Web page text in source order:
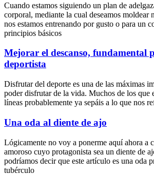
Cuando estamos siguiendo un plan de
corporal, mediante la cual deseamos moldear
nos estamos entrenando por gusto o para un
principios básicos
Mejorar el descanso, fundamental
deportista
Disfrutar del deporte es una de las máximas
poder disfrutar de la vida. Muchos de los que
líneas probablemente ya sepáis a lo que nos
Una oda al diente de ajo
Lógicamente no voy a ponerme aquí ahora a
amoroso cuyo protagonista sea un diente de
podríamos decir que este artículo es una oda
tubérculo